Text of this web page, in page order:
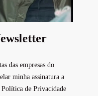
das empresas do
minha assinatura a
de Privacidade